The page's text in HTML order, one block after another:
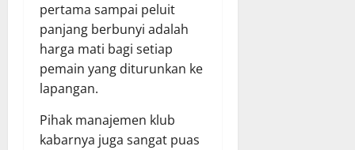
pertama sampai peluit
panjang berbunyi adalah
harga mati bagi setiap
pemain yang diturunkan ke
lapangan.
Pihak manajemen klub
kabarnya juga sangat puas